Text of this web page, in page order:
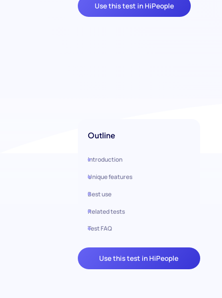
Use this test in HiPeople
Outline
Introduction
Unique features
Best use
Related tests
Test FAQ
Use this test in HiPeople